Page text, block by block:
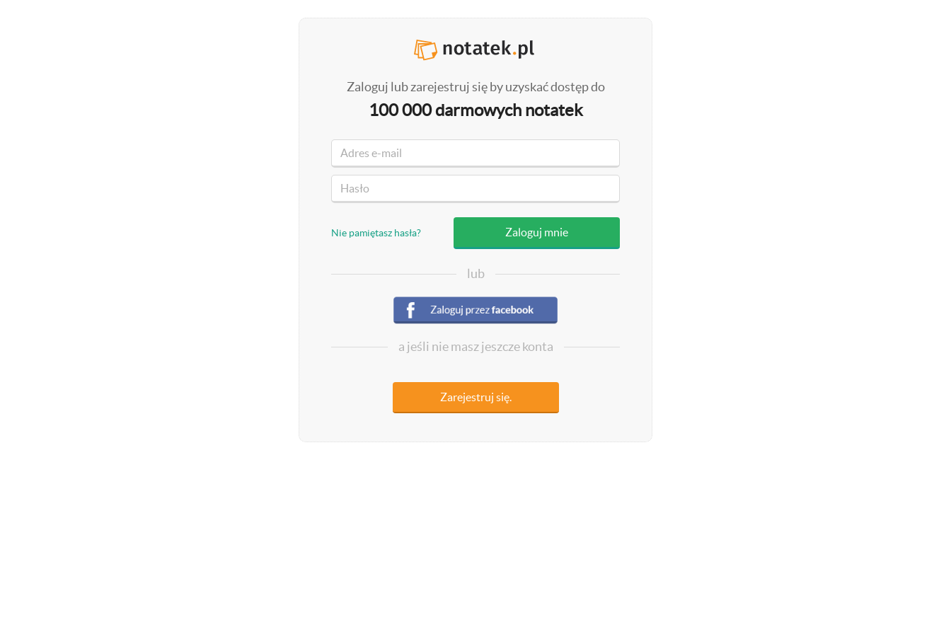
Zaloguj lub zarejestruj się by uzyskać dostęp do
100 000 darmowych notatek
Nie pamiętasz hasła?
lub
a jeśli nie masz jeszcze konta
Zarejestruj się.